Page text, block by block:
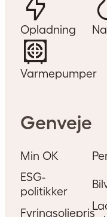
Med
og
til
Opladning
Varmepumper
Genveje
Min OK
ESG-
politikker
Fyringsoliepris